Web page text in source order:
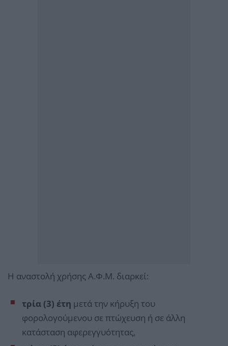
Η αναστολή χρήσης Α.Φ.Μ. διαρκεί:
τρία (3) έτη μετά την κήρυξη του
φορολογούμενου σε πτώχευση ή σε άλλη
κατάσταση αφερεγγυότητας,